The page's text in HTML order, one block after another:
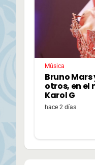
Música
Bruno
otros, en el
Karol G
hace 2 días